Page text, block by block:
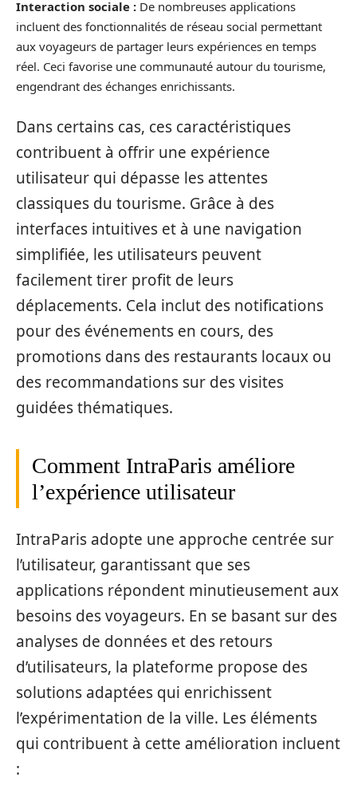
Interaction sociale : De nombreuses applications
incluent des fonctionnalités de réseau social permettant
aux voyageurs de partager leurs expériences en temps
réel. Ceci favorise une communauté autour du tourisme,
engendrant des échanges enrichissants.
Dans certains cas, ces caractéristiques
contribuent à offrir une expérience
utilisateur qui dépasse les attentes
classiques du tourisme. Grâce à des
interfaces intuitives et à une navigation
simplifiée, les utilisateurs peuvent
facilement tirer profit de leurs
déplacements. Cela inclut des notifications
pour des événements en cours, des
promotions dans des restaurants locaux ou
des recommandations sur des visites
guidées thématiques.
Comment IntraParis améliore
l’expérience utilisateur
IntraParis adopte une approche centrée sur
l’utilisateur, garantissant que ses
applications répondent minutieusement aux
besoins des voyageurs. En se basant sur des
analyses de données et des retours
d’utilisateurs, la plateforme propose des
solutions adaptées qui enrichissent
l’expérimentation de la ville. Les éléments
qui contribuent à cette amélioration incluent
: